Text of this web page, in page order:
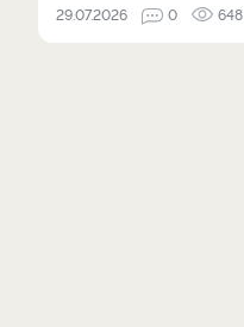
29.07.2026 0 648